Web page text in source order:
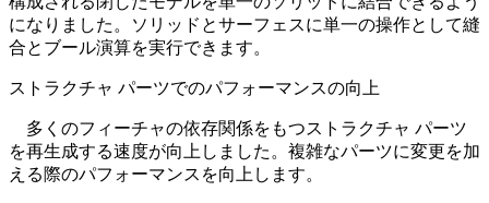
になりました。ソリッドとサーフェスに単一の操作として縫
合とブール演算を実行できます。
ストラクチャ パーツでのパフォーマンスの向上
多くのフィーチャの依存関係をもつストラクチャ パーツ
を再生成する速度が向上しました。複雑なパーツに変更を加
える際のパフォーマンスを向上します。